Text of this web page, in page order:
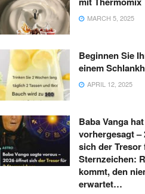
MARCH 5, 2025
Beginnen Sie
einem
APRIL 12, 2025
Baba Vanga
vorhergesagt –
sich der Tresor
Sternzeichen:
kommt, den
erwartet…